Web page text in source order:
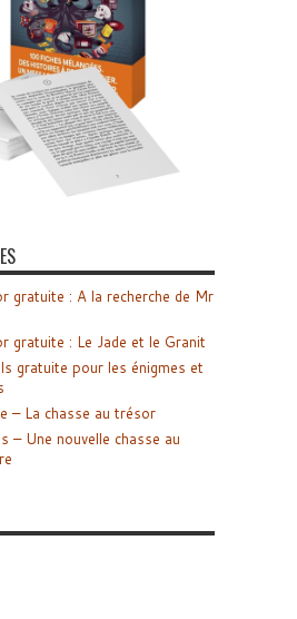
gratuite : A la recherche de Mr
gratuite : Le Jade et le Granit
gratuite pour les énigmes et
– La chasse au trésor
– Une nouvelle chasse au